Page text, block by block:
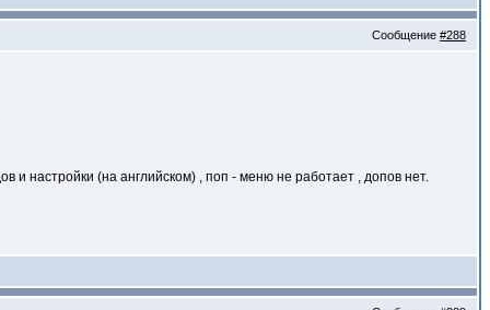
Сообщение #288
и настройки (на английском) , поп - меню не работает , допов нет.